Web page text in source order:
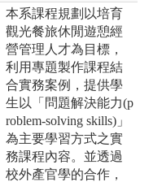
本系課程規劃以培育
觀光餐旅休閒遊憩經
營管理人才為目標，
利用專題製作課程結
合實務案例，提供學
生以「問題解決能力(p
roblem-solving skills)」
為主要學習方式之實
務課程內容。並透過
校外產官學的合作，